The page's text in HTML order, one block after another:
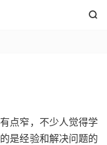

点窄，不少人觉得学
是经验和解决问题的